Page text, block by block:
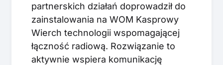
partnerskich działań doprowadził do
zainstalowania na WOM Kasprowy
Wierch technologii wspomagającej
łączność radiową. Rozwiązanie to
aktywnie wspiera komunikację